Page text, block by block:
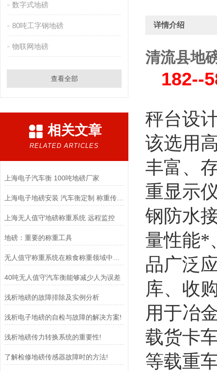
数字式地磅
80吨工字钢地磅
物联网地磅
查看全部
相关文章
RELATED ARTICLES
上海电子汽车衡 100吨地磅厂家
上海电子地磅安装 汽车衡定制 称重传感器
上海无人值守地磅称重系统 远程监控
地磅：重要的称重工具
40吨无人值守汽车衡能够减少人为误差
浅析地磅的故障排除及实例分析
浅析电子地磅的自检与故障的解决方案!
浅析地磅传力转换系统的重要性!
了解检修地磅传感器故障时的方法!
详情介绍
清流县地
182--
秤台设
该选用
丰富、
重显示
钢防水
量性能*
品广泛
库、收
用于冶
载货卡
等载重